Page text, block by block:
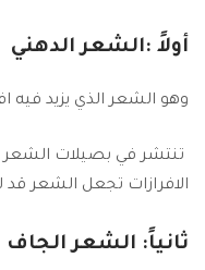
أولاً :الشعر الدهني
وهو الشعر الذي يزيد فيه
تنتشر في بصيلات الشعر
الافرازات تجعل الشعر
ثانياً: الشعر الجاف